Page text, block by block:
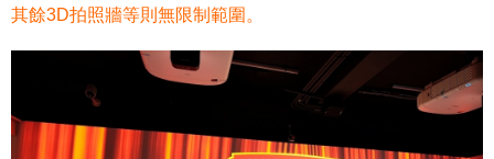
其餘3D拍照牆等則無限制範圍。